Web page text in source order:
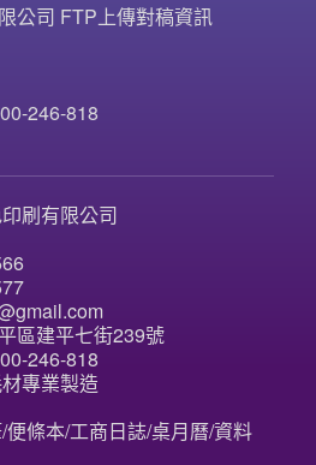
公司 FTP上傳對稿資訊
246-818
刷有限公司
區建平七街239號
246-818
專業製造
條本/工商日誌/桌月曆/資料